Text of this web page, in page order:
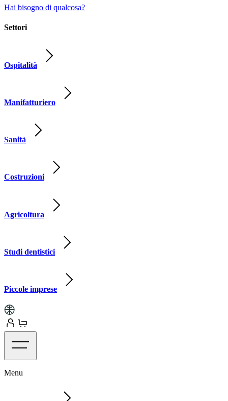
Hai bisogno di qualcosa?
Settori
Ospitalità
Manifatturiero
Sanità
Costruzioni
Agricoltura
Studi dentistici
Piccole imprese
Menu